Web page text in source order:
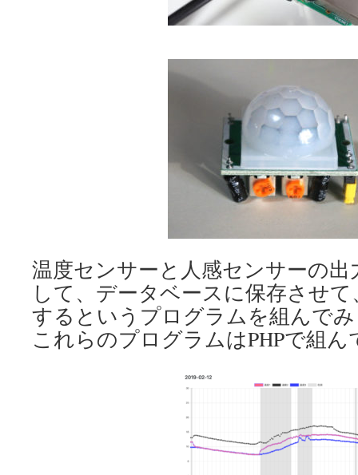
温度センサーと人感センサーの出
して、データベースに保存させ
するというプログラムを組んで
これらのプログラムはPHPで組ん